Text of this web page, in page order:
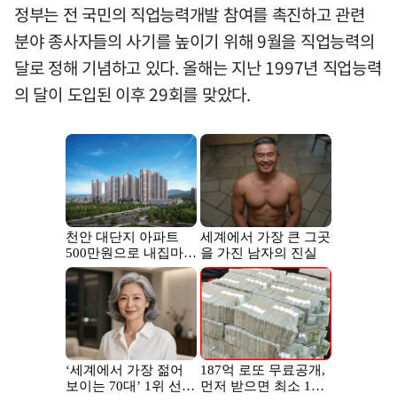
정부는 전 국민의 직업능력개발 참여를 촉진하고 관련
분야 종사자들의 사기를 높이기 위해 9월을 직업능력의
달로 정해 기념하고 있다. 올해는 지난 1997년 직업능력
의 달이 도입된 이후 29회를 맞았다.